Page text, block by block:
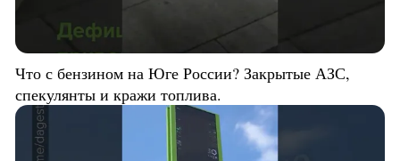
Что с бензином на Юге России? Закрытые АЗС,
спекулянты и кражи топлива.